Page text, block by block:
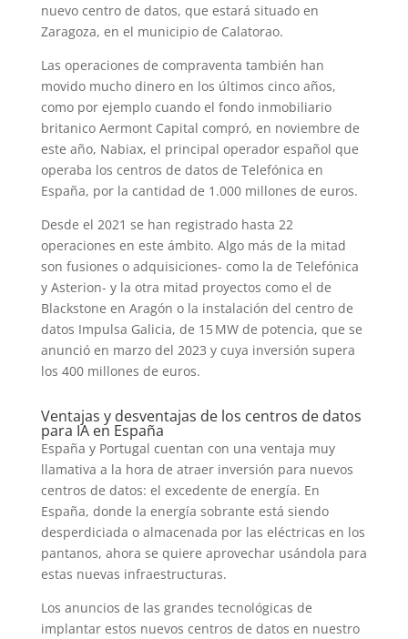
nuevo centro de datos, que estará situado en
Zaragoza, en el municipio de Calatorao.
Las operaciones de compraventa también han
movido mucho dinero en los últimos cinco años,
como por ejemplo cuando el fondo inmobiliario
britanico Aermont Capital compró, en noviembre de
este año, Nabiax, el principal operador español que
operaba los centros de datos de Telefónica en
España, por la cantidad de 1.000 millones de euros.
Desde el 2021 se han registrado hasta 22
operaciones en este ámbito. Algo más de la mitad
son fusiones o adquisiciones- como la de Telefónica
y Asterion- y la otra mitad proyectos como el de
Blackstone en Aragón o la instalación del centro de
datos Impulsa Galicia, de 15 MW de potencia, que se
anunció en marzo del 2023 y cuya inversión supera
los 400 millones de euros.
Ventajas y desventajas de los centros de datos
para IA en España
España y Portugal cuentan con una ventaja muy
llamativa a la hora de atraer inversión para nuevos
centros de datos: el excedente de energía. En
España, donde la energía sobrante está siendo
desperdiciada o almacenada por las eléctricas en los
pantanos, ahora se quiere aprovechar usándola para
estas nuevas infraestructuras.
Los anuncios de las grandes tecnológicas de
implantar estos nuevos centros de datos en nuestro